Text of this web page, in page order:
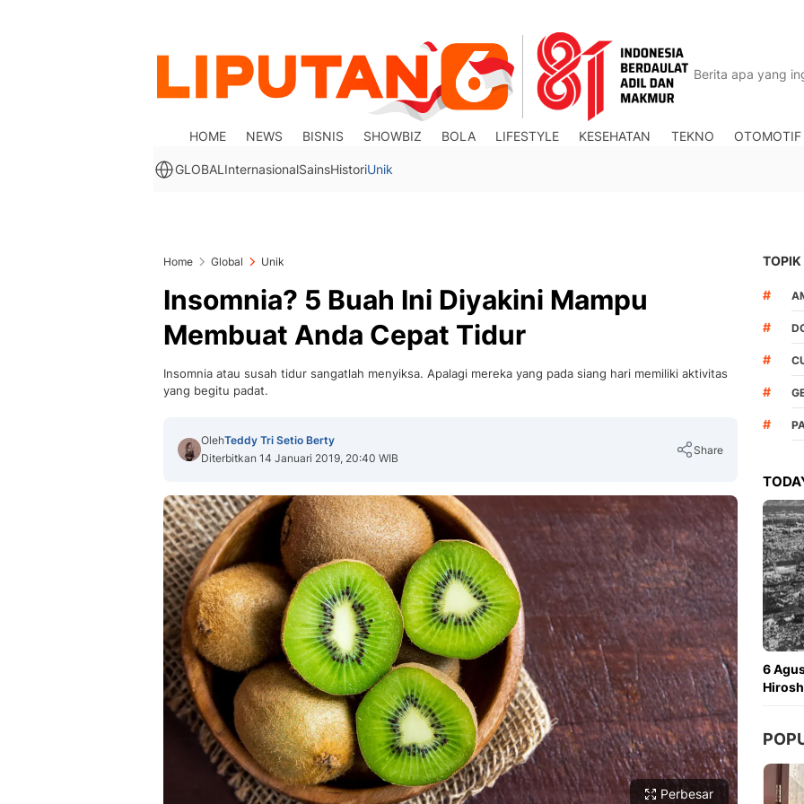
HOME NEWS BISNIS SHOWBIZ BOLA LIFESTYLE KESEHATAN TEKNO OTOMOTIF
GLOBAL InternasionalSainsHistoriUnik
Home Global Unik
Insomnia? 5 Buah Ini Diyakini Mampu
Membuat Anda Cepat Tidur
Insomnia atau susah tidur sangatlah menyiksa. Apalagi mereka yang pada siang hari memiliki aktivitas
yang begitu padat.
OlehTeddy Tri Setio Berty
Diterbitkan 14 Januari 2019, 20:40 WIB
Share
Copy Link
Perbesar
TOPIK
#
#
#
#
#
6